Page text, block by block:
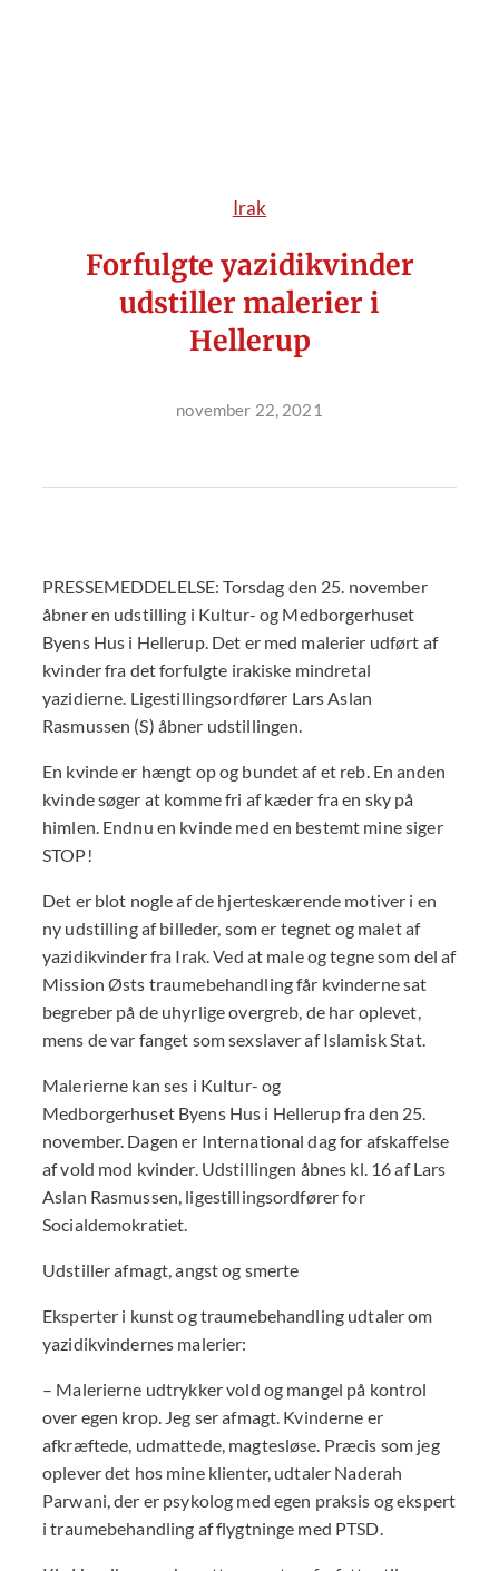
Irak
Forfulgte yazidikvinder
udstiller malerier i
Hellerup
november 22, 2021
PRESSEMEDDELELSE: Torsdag den 25. november
åbner en udstilling i Kultur- og Medborgerhuset
Byens Hus i Hellerup. Det er med malerier udført af
kvinder fra det forfulgte irakiske mindretal
yazidierne. Ligestillingsordfører Lars Aslan
Rasmussen (S) åbner udstillingen.
En kvinde er hængt op og bundet af et reb. En anden
kvinde søger at komme fri af kæder fra en sky på
himlen. Endnu en kvinde med en bestemt mine siger
STOP!
Det er blot nogle af de hjerteskærende motiver i en
ny udstilling af billeder, som er tegnet og malet af
yazidikvinder fra Irak. Ved at male og tegne som del af
Mission Østs traumebehandling får kvinderne sat
begreber på de uhyrlige overgreb, de har oplevet,
mens de var fanget som sexslaver af Islamisk Stat.
Malerierne kan ses i Kultur- og
Medborgerhuset Byens Hus i Hellerup fra den 25.
november. Dagen er International dag for afskaffelse
af vold mod kvinder. Udstillingen åbnes kl. 16 af Lars
Aslan Rasmussen, ligestillingsordfører for
Socialdemokratiet.
Udstiller afmagt, angst og smerte
Eksperter i kunst og traumebehandling udtaler om
yazidikvindernes malerier:
– Malerierne udtrykker vold og mangel på kontrol
over egen krop. Jeg ser afmagt. Kvinderne er
afkræftede, udmattede, magtesløse. Præcis som jeg
oplever det hos mine klienter, udtaler Naderah
Parwani, der er psykolog med egen praksis og ekspert
i traumebehandling af flygtninge med PTSD.